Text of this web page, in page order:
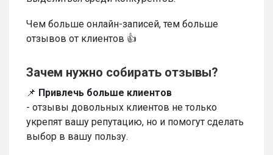
Чем больше онлайн-записей, тем больше
отзывов от клиентов 👍
Зачем нужно собирать отзывы?
📌 Привлечь больше клиентов
- отзывы довольных клиентов не только
укрепят вашу репутацию, но и помогут сделать
выбор в вашу пользу.